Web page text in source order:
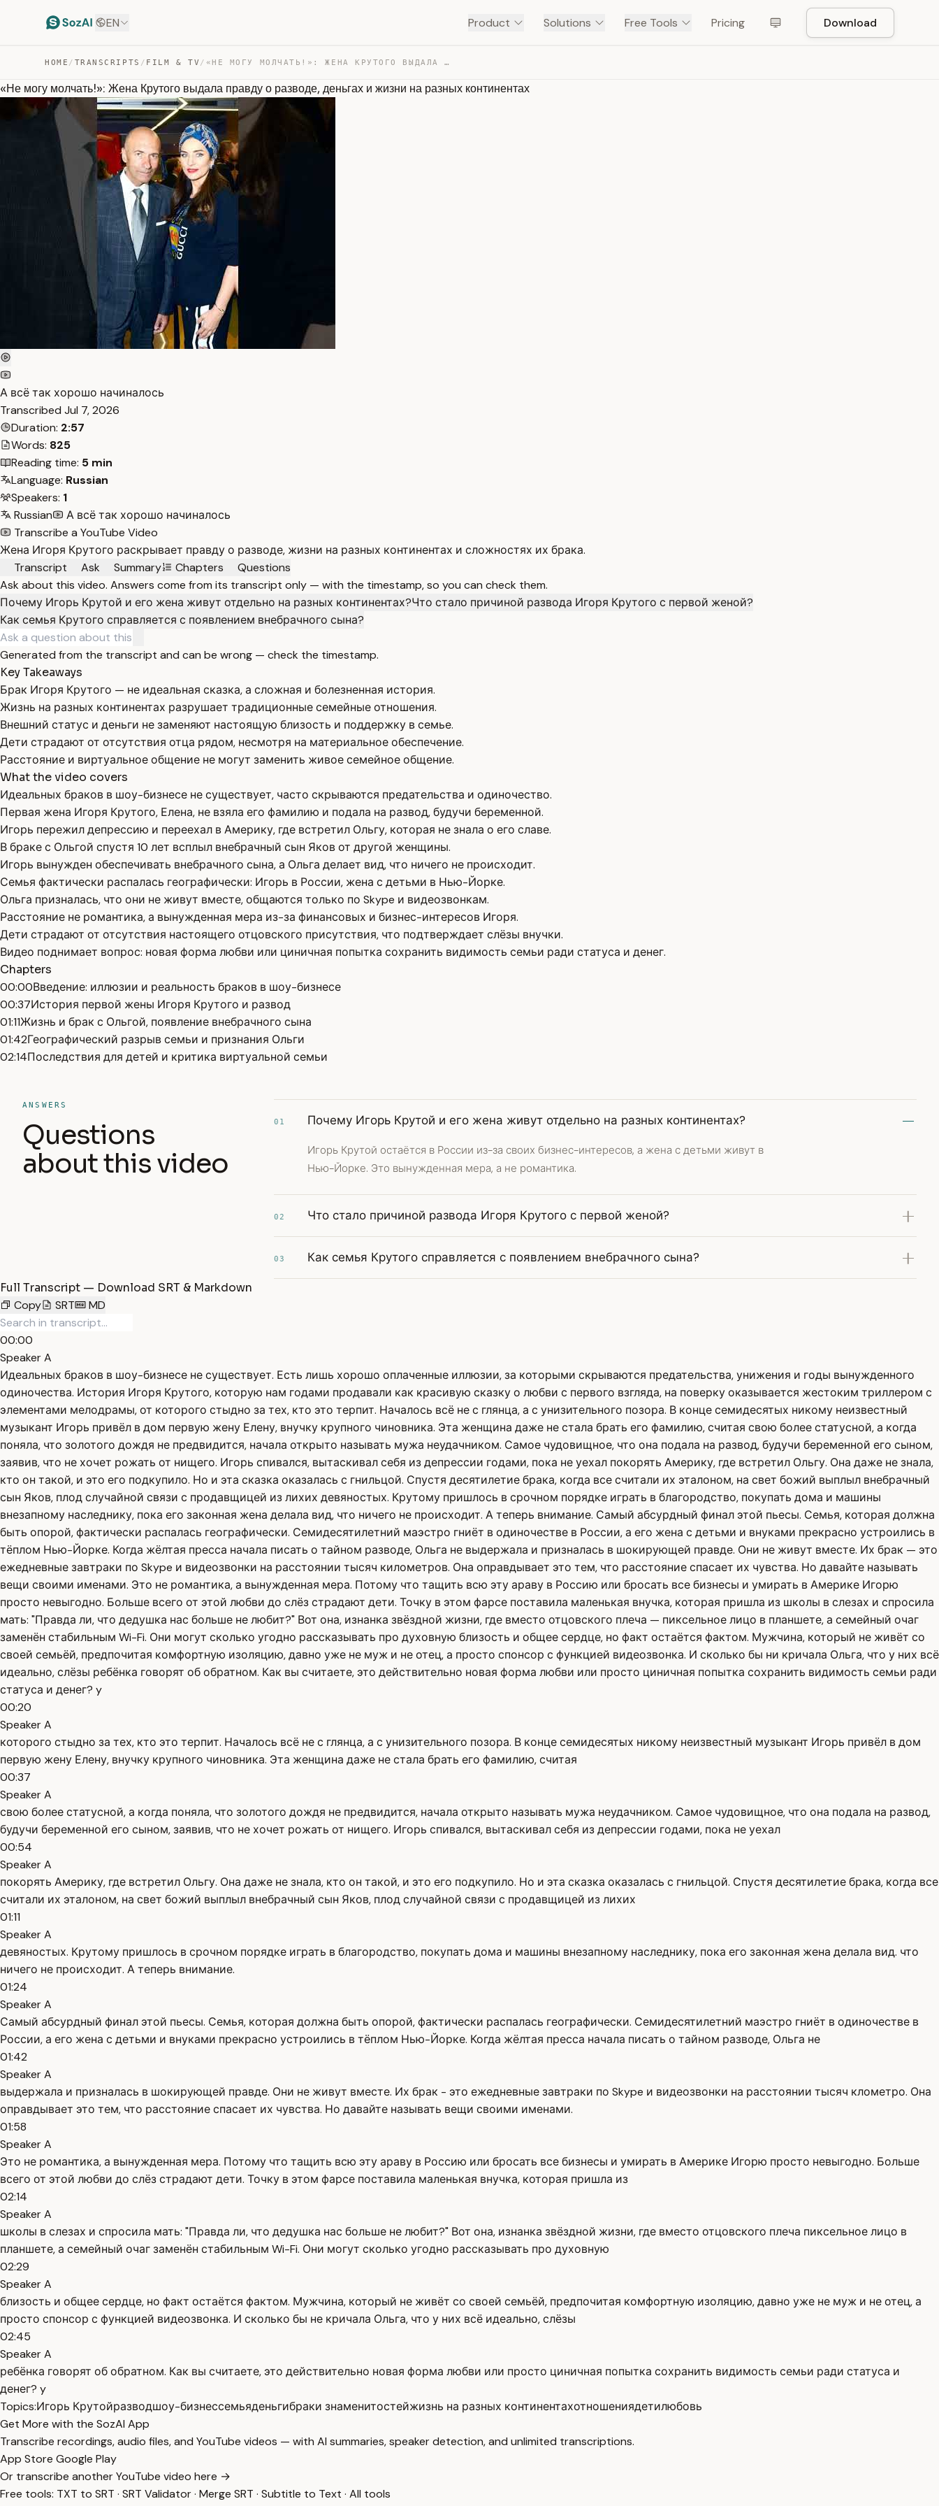
EN Product Solutions Free Tools Pricing Download
HOME / TRANSCRIPTS / FILM & TV / «НЕ МОГУ МОЛЧАТЬ!»: ЖЕНА КРУТОГО ВЫДАЛА ПРАВДУ О РАЗВОД… — TRANSCRIPT
«Не могу молчать!»: Жена Крутого выдала правду о разводе, деньгах и жизни на разных континентах
А всё так хорошо начиналось
Transcribed Jul 7, 2026
Duration: 2:57
Words: 825
Reading time: 5 min
Language: Russian
Speakers: 1
Russian
А всё так хорошо начиналось
Transcribe a YouTube Video
Жена Игоря Крутого раскрывает правду о разводе, жизни на разных континентах и сложностях их брака.
Transcript
Ask Summary Chapters
Questions
Ask about this video. Answers come from its transcript only — with the timestamp, so you can check them.
Почему Игорь Крутой и его жена живут отдельно на разных континентах?Что стало причиной развода Игоря Крутого с первой женой?
Как семья Крутого справляется с появлением внебрачного сына?
Generated from the transcript and can be wrong — check the timestamp.
Key Takeaways
Брак Игоря Крутого — не идеальная сказка, а сложная и болезненная история.
Жизнь на разных континентах разрушает традиционные семейные отношения.
Внешний статус и деньги не заменяют настоящую близость и поддержку в семье.
Дети страдают от отсутствия отца рядом, несмотря на материальное обеспечение.
Расстояние и виртуальное общение не могут заменить живое семейное общение.
What the video covers
Идеальных браков в шоу-бизнесе не существует, часто скрываются предательства и одиночество.
Первая жена Игоря Крутого, Елена, не взяла его фамилию и подала на развод, будучи беременной.
Игорь пережил депрессию и переехал в Америку, где встретил Ольгу, которая не знала о его славе.
В браке с Ольгой спустя 10 лет всплыл внебрачный сын Яков от другой женщины.
Игорь вынужден обеспечивать внебрачного сына, а Ольга делает вид, что ничего не происходит.
Семья фактически распалась географически: Игорь в России, жена с детьми в Нью-Йорке.
Ольга призналась, что они не живут вместе, общаются только по Skype и видеозвонкам.
Расстояние не романтика, а вынужденная мера из-за финансовых и бизнес-интересов Игоря.
Дети страдают от отсутствия настоящего отцовского присутствия, что подтверждает слёзы внучки.
Видео поднимает вопрос: новая форма любви или циничная попытка сохранить видимость семьи ради статуса и денег.
Chapters
00:00Введение: иллюзии и реальность браков в шоу-бизнесе
00:37История первой жены Игоря Крутого и развод
01:11Жизнь и брак с Ольгой, появление внебрачного сына
01:42Географический разрыв семьи и признания Ольги
02:14Последствия для детей и критика виртуальной семьи
ANSWERS
Questions
about this video
01 Почему Игорь Крутой и его жена живут отдельно на разных континентах?
Игорь Крутой остаётся в России из-за своих бизнес-интересов, а жена с детьми живут в
Нью-Йорке. Это вынужденная мера, а не романтика.
02 Что стало причиной развода Игоря Крутого с первой женой?
03 Как семья Крутого справляется с появлением внебрачного сына?
Full Transcript — Download SRT & Markdown
Copy
SRT MD
00:00
Speaker A
Идеальных браков в шоу-бизнесе не существует. Есть лишь хорошо оплаченные иллюзии, за которыми скрываются предательства, унижения и годы вынужденного
одиночества. История Игоря Крутого, которую нам годами продавали как красивую сказку о любви с первого взгляда, на поверку оказывается жестоким триллером с
элементами мелодрамы, от которого стыдно за тех, кто это терпит. Началось всё не с глянца, а с унизительного позора. В конце семидесятых никому неизвестный
музыкант Игорь привёл в дом первую жену Елену, внучку крупного чиновника. Эта женщина даже не стала брать его фамилию, считая свою более статусной, а когда
поняла, что золотого дождя не предвидится, начала открыто называть мужа неудачником. Самое чудовищное, что она подала на развод, будучи беременной его сыном,
заявив, что не хочет рожать от нищего. Игорь спивался, вытаскивал себя из депрессии годами, пока не уехал покорять Америку, где встретил Ольгу. Она даже не знала,
кто он такой, и это его подкупило. Но и эта сказка оказалась с гнильцой. Спустя десятилетие брака, когда все считали их эталоном, на свет божий выплыл внебрачный
сын Яков, плод случайной связи с продавщицей из лихих девяностых. Крутому пришлось в срочном порядке играть в благородство, покупать дома и машины
внезапному наследнику, пока его законная жена делала вид, что ничего не происходит. А теперь внимание. Самый абсурдный финал этой пьесы. Семья, которая должна
быть опорой, фактически распалась географически. Семидесятилетний маэстро гниёт в одиночестве в России, а его жена с детьми и внуками прекрасно устроились в
тёплом Нью-Йорке. Когда жёлтая пресса начала писать о тайном разводе, Ольга не выдержала и призналась в шокирующей правде. Они не живут вместе. Их брак — это
ежедневные завтраки по Skype и видеозвонки на расстоянии тысяч километров. Она оправдывает это тем, что расстояние спасает их чувства. Но давайте называть
вещи своими именами. Это не романтика, а вынужденная мера. Потому что тащить всю эту араву в Россию или бросать все бизнесы и умирать в Америке Игорю
просто невыгодно. Больше всего от этой любви до слёз страдают дети. Точку в этом фарсе поставила маленькая внучка, которая пришла из школы в слезах и спросила
мать: "Правда ли, что дедушка нас больше не любит?" Вот она, изнанка звёздной жизни, где вместо отцовского плеча — пиксельное лицо в планшете, а семейный очаг
заменён стабильным Wi-Fi. Они могут сколько угодно рассказывать про духовную близость и общее сердце, но факт остаётся фактом. Мужчина, который не живёт со
своей семьёй, предпочитая комфортную изоляцию, давно уже не муж и не отец, а просто спонсор с функцией видеозвонка. И сколько бы ни кричала Ольга, что у них всё
идеально, слёзы ребёнка говорят об обратном. Как вы считаете, это действительно новая форма любви или просто циничная попытка сохранить видимость семьи ради
статуса и денег? y
00:20
Speaker A
которого стыдно за тех, кто это терпит. Началось всё не с глянца, а с унизительного позора. В конце семидесятых никому неизвестный музыкант Игорь привёл в дом
первую жену Елену, внучку крупного чиновника. Эта женщина даже не стала брать его фамилию, считая
00:37
Speaker A
свою более статусной, а когда поняла, что золотого дождя не предвидится, начала открыто называть мужа неудачником. Самое чудовищное, что она подала на развод,
будучи беременной его сыном, заявив, что не хочет рожать от нищего. Игорь спивался, вытаскивал себя из депрессии годами, пока не уехал
00:54
Speaker A
покорять Америку, где встретил Ольгу. Она даже не знала, кто он такой, и это его подкупило. Но и эта сказка оказалась с гнильцой. Спустя десятилетие брака, когда все
считали их эталоном, на свет божий выплыл внебрачный сын Яков, плод случайной связи с продавщицей из лихих
01:11
Speaker A
девяностых. Крутому пришлось в срочном порядке играть в благородство, покупать дома и машины внезапному наследнику, пока его законная жена делала вид. что
ничего не происходит. А теперь внимание.
01:24
Speaker A
Самый абсурдный финал этой пьесы. Семья, которая должна быть опорой, фактически распалась географически. Семидесятилетний маэстро гниёт в одиночестве в
России, а его жена с детьми и внуками прекрасно устроились в тёплом Нью-Йорке. Когда жёлтая пресса начала писать о тайном разводе, Ольга не
01:42
Speaker A
выдержала и призналась в шокирующей правде. Они не живут вместе. Их брак - это ежедневные завтраки по Skype и видеозвонки на расстоянии тысяч клометро. Она
оправдывает это тем, что расстояние спасает их чувства. Но давайте называть вещи своими именами.
01:58
Speaker A
Это не романтика, а вынужденная мера. Потому что тащить всю эту араву в Россию или бросать все бизнесы и умирать в Америке Игорю просто невыгодно. Больше
всего от этой любви до слёз страдают дети. Точку в этом фарсе поставила маленькая внучка, которая пришла из
02:14
Speaker A
школы в слезах и спросила мать: "Правда ли, что дедушка нас больше не любит?" Вот она, изнанка звёздной жизни, где вместо отцовского плеча пиксельное лицо в
планшете, а семейный очаг заменён стабильным Wi-Fi. Они могут сколько угодно рассказывать про духовную
02:29
Speaker A
близость и общее сердце, но факт остаётся фактом. Мужчина, который не живёт со своей семьёй, предпочитая комфортную изоляцию, давно уже не муж и не отец, а
просто спонсор с функцией видеозвонка. И сколько бы не кричала Ольга, что у них всё идеально, слёзы
02:45
Speaker A
ребёнка говорят об обратном. Как вы считаете, это действительно новая форма любви или просто циничная попытка сохранить видимость семьи ради статуса и
денег? y
Topics:Игорь Крутойразводшоу-бизнессемьяденьгибраки знаменитостейжизнь на разных континентахотношениядетилюбовь
Get More with the SozAI App
Transcribe recordings, audio files, and YouTube videos — with AI summaries, speaker detection, and unlimited transcriptions.
App Store Google Play
Or transcribe another YouTube video here →
Free tools: TXT to SRT · SRT Validator· Merge SRT · Subtitle to Text · All tools